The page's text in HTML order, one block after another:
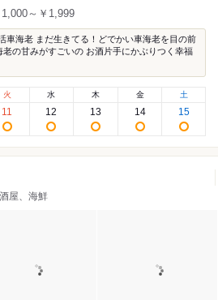
1,000～￥1,999
車海老 まだ生きてる！どでかい車海老を目の前
老の甘みがすごいの お酒片手にかぶりつく幸福
火
11
水
12
木
13
金
14
土
15
屋、海鮮